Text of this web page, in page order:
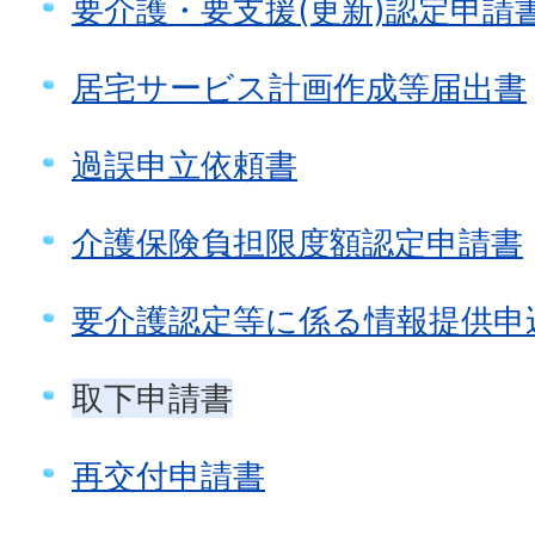
要介護・要支援(更新)認定申請
居宅サービス計画作成等届出書
過誤申立依頼書
介護保険負担限度額認定申請書
要介護認定等に係る情報提供申
取下申請書
再交付申請書